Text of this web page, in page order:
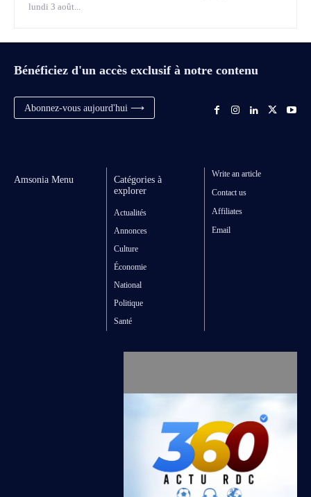
lundi 3 août...
Bénéficiez d'un accès exclusif à notre contenu
Abonnez-vous aujourd'hui ⟶
Amsonia Menu
Catégories à
explorer
Actualités
Annonces
Culture
Économie
National
Politique
Santé
Write an article
Contact us
Affiliates
Email